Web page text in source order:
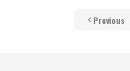
Previous